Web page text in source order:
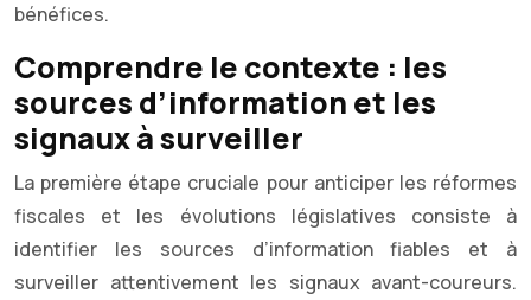
bénéfices.
Comprendre le contexte : les
sources d’information et les
signaux à surveiller
La première étape cruciale pour anticiper les réformes
fiscales et les évolutions législatives consiste à
identifier les sources d’information fiables et à
surveiller attentivement les signaux avant-coureurs.